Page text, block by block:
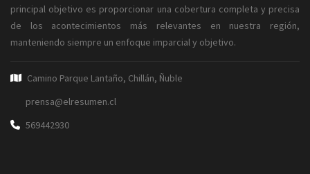
principal objetivo es proporcionar una cobertura completa y precisa
de los acontecimientos más relevantes en nuestra región,
manteniendo siempre un enfoque imparcial y objetivo.
Camino Parque Lantaño, Chillán, Ñuble
prensa@elresumen.cl
569442930